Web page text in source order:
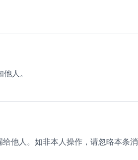
人。
他人。如非本人操作，请忽略本条消